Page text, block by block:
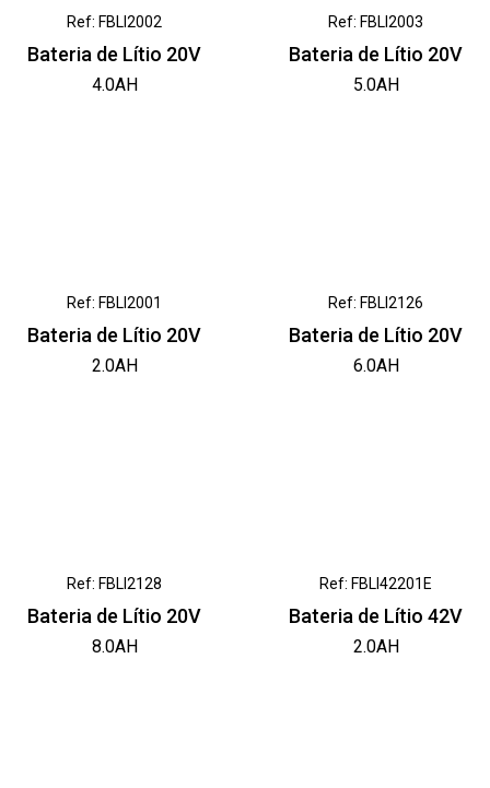
Ref: FBLI2002
Bateria de Lítio 20V
4.0AH
Ref: FBLI2003
Bateria de Lítio 20V
5.0AH
Ref: FBLI2001
Bateria de Lítio 20V
2.0AH
Ref: FBLI2126
Bateria de Lítio 20V
6.0AH
Ref: FBLI2128
Bateria de Lítio 20V
8.0AH
Ref: FBLI42201E
Bateria de Lítio 42V
2.0AH